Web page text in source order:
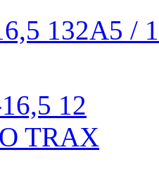
132A5 /